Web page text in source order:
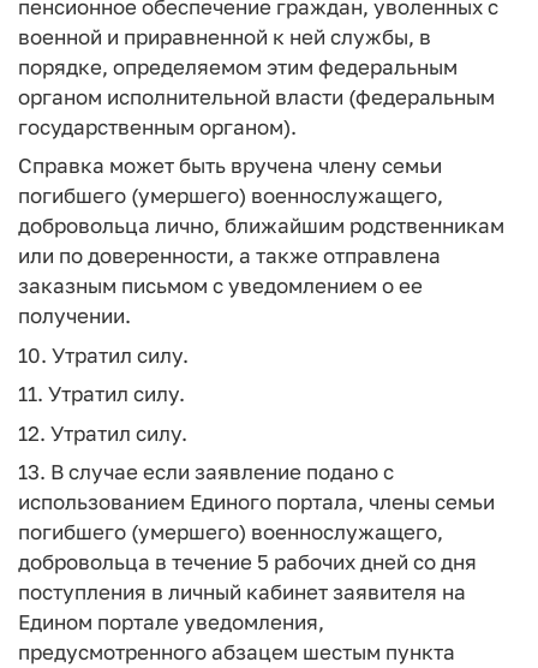
пенсионное обеспечение граждан, уволенных с
военной и приравненной к ней службы, в
порядке, определяемом этим федеральным
органом исполнительной власти (федеральным
государственным органом).
Справка может быть вручена члену семьи
погибшего (умершего) военнослужащего,
добровольца лично, ближайшим родственникам
или по доверенности, а также отправлена
заказным письмом с уведомлением о ее
получении.
10. Утратил силу.
11. Утратил силу.
12. Утратил силу.
13. В случае если заявление подано с
использованием Единого портала, члены семьи
погибшего (умершего) военнослужащего,
добровольца в течение 5 рабочих дней со дня
поступления в личный кабинет заявителя на
Едином портале уведомления,
предусмотренного абзацем шестым пункта